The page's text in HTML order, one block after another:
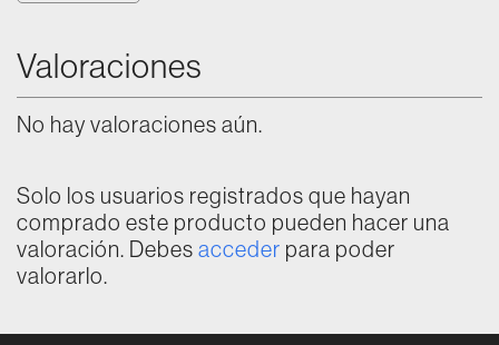
Valoraciones
No hay valoraciones aún.
Solo los usuarios registrados que hayan
comprado este producto pueden hacer una
valoración. Debes acceder para poder
valorarlo.